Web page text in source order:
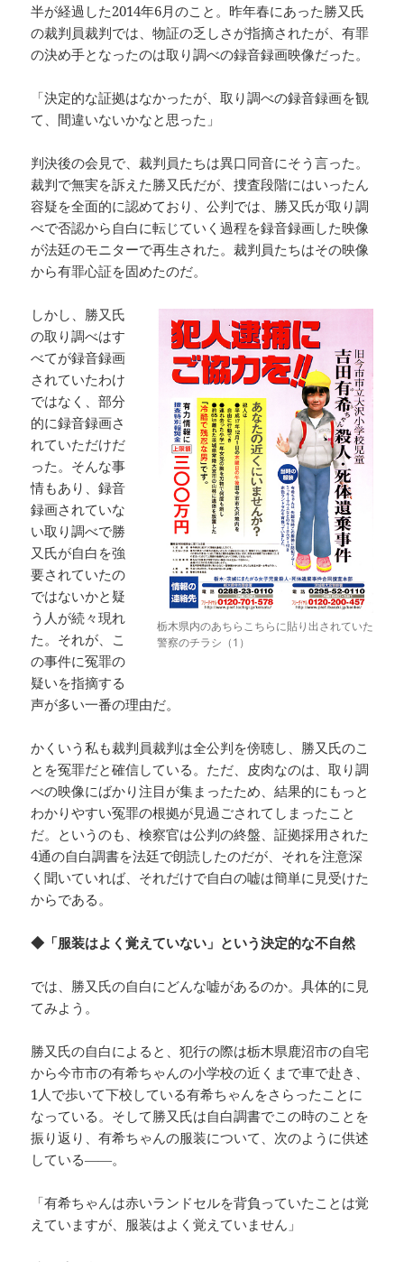
半が経過した2014年6月のこと。昨年春にあった勝又氏
の裁判員裁判では、物証の乏しさが指摘されたが、有罪
の決め手となったのは取り調べの録音録画映像だった。
「決定的な証拠はなかったが、取り調べの録音録画を観
て、間違いないかなと思った」
判決後の会見で、裁判員たちは異口同音にそう言った。
裁判で無実を訴えた勝又氏だが、捜査段階にはいったん
容疑を全面的に認めており、公判では、勝又氏が取り調
べで否認から自白に転じていく過程を録音録画した映像
が法廷のモニターで再生された。裁判員たちはその映像
から有罪心証を固めたのだ。
栃木県内のあちらこちらに貼り出されていた
警察のチラシ（1）
しかし、勝又氏
の取り調べはす
べてが録音録画
されていたわけ
ではなく、部分
的に録音録画さ
れていただけだ
った。そんな事
情もあり、録音
録画されていな
い取り調べで勝
又氏が自白を強
要されていたの
ではないかと疑
う人が続々現れ
た。それが、こ
の事件に冤罪の
疑いを指摘する
声が多い一番の理由だ。
かくいう私も裁判員裁判は全公判を傍聴し、勝又氏のこ
とを冤罪だと確信している。ただ、皮肉なのは、取り調
べの映像にばかり注目が集まったため、結果的にもっと
わかりやすい冤罪の根拠が見過ごされてしまったこと
だ。というのも、検察官は公判の終盤、証拠採用された
4通の自白調書を法廷で朗読したのだが、それを注意深
く聞いていれば、それだけで自白の嘘は簡単に見受けた
からである。
◆「服装はよく覚えていない」という決定的な不自然
では、勝又氏の自白にどんな嘘があるのか。具体的に見
てみよう。
勝又氏の自白によると、犯行の際は栃木県鹿沼市の自宅
から今市市の有希ちゃんの小学校の近くまで車で赴き、
1人で歩いて下校している有希ちゃんをさらったことに
なっている。そして勝又氏は自白調書でこの時のことを
振り返り、有希ちゃんの服装について、次のように供述
している――。
「有希ちゃんは赤いランドセルを背負っていたことは覚
えていますが、服装はよく覚えていません」